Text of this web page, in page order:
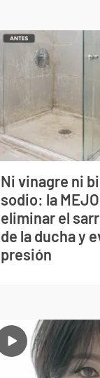
Ni vinagre ni
sodio: la
eliminar el
de la ducha y
presión